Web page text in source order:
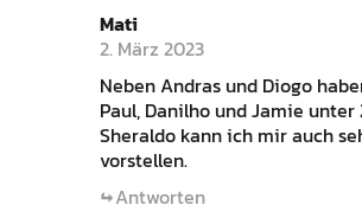
Mati
2. März 2023
Neben Andras und Diogo
Paul, Danilho und Jamie unter
Sheraldo kann ich mir auch
vorstellen.
Antworten